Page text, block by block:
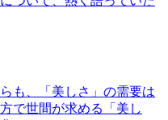
も、「美しさ」の需要は
で世間が求める「美し